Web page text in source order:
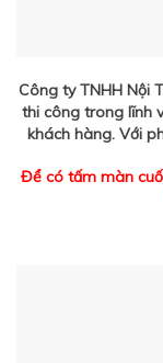
Công ty TNHH Nội
thi công trong lĩnh
khách hàng. Với
Để có tấm màn